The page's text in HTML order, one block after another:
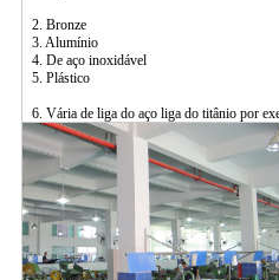
2. Bronze
3. Alumínio
4. De aço inoxidável
5. Plástico
6. Vária de liga do aço liga do titânio por